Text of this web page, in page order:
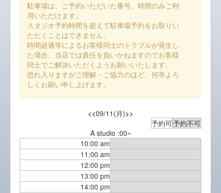
駐車場は、ご予約いただいた番号、時間のみご利
用いただけます。
スタジオ予約時間を超えて駐車場予約をお取りい
ただくことはできません。
時間超過等によるお客様同士のトラブルが発生し
た場合、当店では責任を負いかねますのでお客様
同士でご解決いただくようお願いいたします。
恐れ入りますがご理解・ご協力のほど、何卒よろ
しくお願い申し上げます。
<<09/11(月)>>
予約可予約不可
A studio :00~
10:00 am
11:00 am
12:00 pm
13:00 pm
14:00 pm